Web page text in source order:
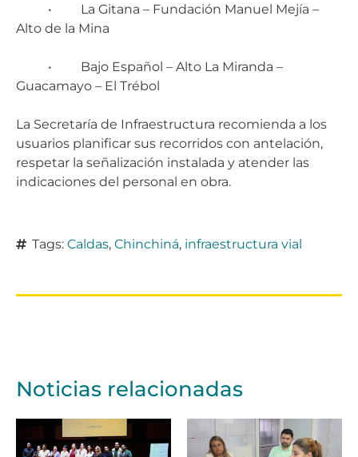
• La Gitana – Fundación Manuel Mejía –
Alto de la Mina
• Bajo Español – Alto La Miranda –
Guacamayo – El Trébol
La Secretaría de Infraestructura recomienda a los
usuarios planificar sus recorridos con antelación,
respetar la señalización instalada y atender las
indicaciones del personal en obra.
Tags: Caldas, Chinchiná, infraestructura vial
Noticias relacionadas